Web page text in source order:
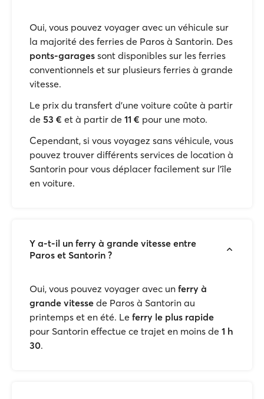
Oui, vous pouvez voyager avec un véhicule sur
la majorité des ferries de Paros à Santorin. Des
ponts-garages sont disponibles sur les ferries
conventionnels et sur plusieurs ferries à grande
vitesse.
Le prix du transfert d'une voiture coûte à partir
de 53 € et à partir de 11 € pour une moto.
Cependant, si vous voyagez sans véhicule, vous
pouvez trouver différents services de location à
Santorin pour vous déplacer facilement sur l'île
en voiture.
Y a-t-il un ferry à grande vitesse entre
Paros et Santorin ?
Oui, vous pouvez voyager avec un ferry à
grande vitesse de Paros à Santorin au
printemps et en été. Le ferry le plus rapide
pour Santorin effectue ce trajet en moins de 1 h
30.